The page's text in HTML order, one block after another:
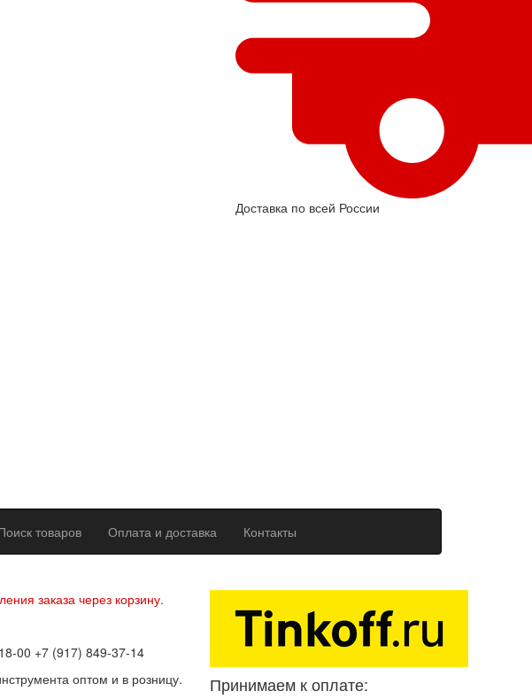
Доставка по всей России
товаров Оплата и доставка Контакты
заказа через корзину.
00 +7 (917) 849-37-14
оптом и в розницу.
Принимаем к оплате: